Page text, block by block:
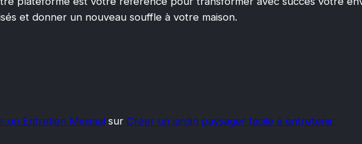
et donner un nouveau souffle à votre maison.
un Entretien Minimalsur Créer un jardin paysager facile à entretenir